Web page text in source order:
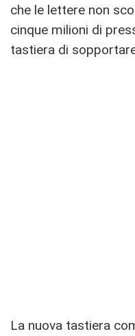
che le lettere non
cinque milioni di
tastiera di
La nuova tastiera